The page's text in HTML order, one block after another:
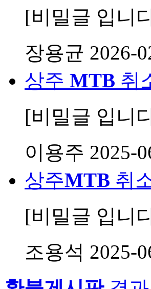
[비밀글 입니
장용균 2026-
상주 MTB 취
[비밀글 입니
이용주 2025-
상주MTB 취
[비밀글 입니
조용석 2025-